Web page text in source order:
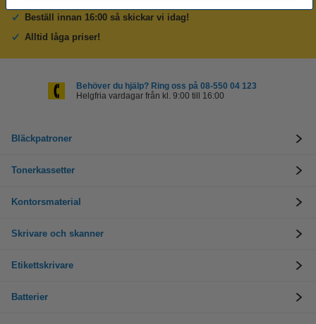
Beställ innan 16:00 så skickar vi idag!
Alltid låga priser!
Behöver du hjälp? Ring oss på 08-550 04 123
Helgfria vardagar från kl. 9:00 till 16:00
Bläckpatroner
Tonerkassetter
Kontorsmaterial
Skrivare och skanner
Etikettskrivare
Batterier